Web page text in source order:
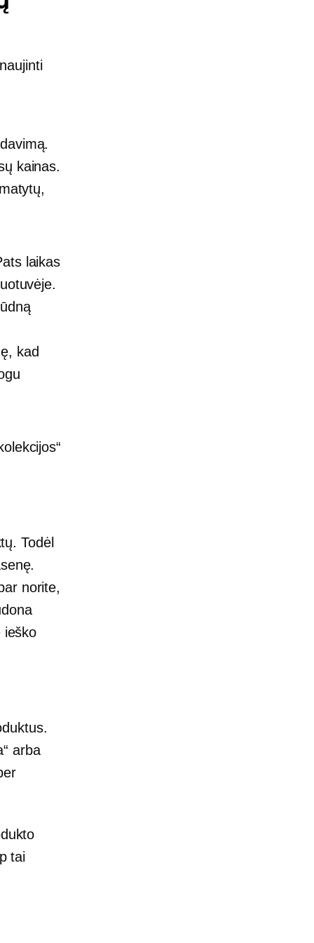
kainas.
laikas
kad
Todėl
norite,
ieško
arba
tai